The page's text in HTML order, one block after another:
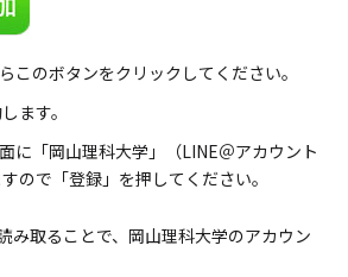
このボタンをクリックしてください。
ます。
に「岡山理科大学」（LINE＠アカウント
ので「登録」を押してください。
み取ることで、岡山理科大学のアカウン